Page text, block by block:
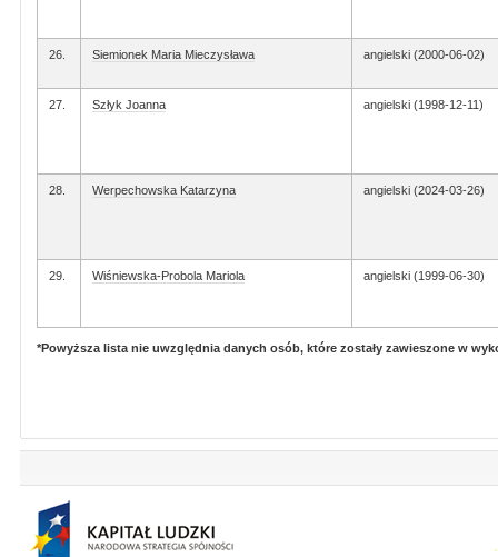
26. Siemionek Maria Mieczysława angielski (2000-06-02)
27. Szłyk Joanna angielski (1998-12-11)
28. Werpechowska Katarzyna angielski (2024-03-26)
29. Wiśniewska-Probola Mariola angielski (1999-06-30)
*Powyższa lista nie uwzględnia danych osób, które zostały zawieszone w